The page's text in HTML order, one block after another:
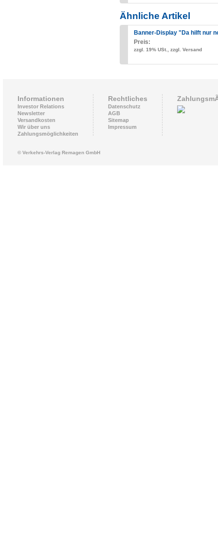
Ähnliche Artikel
Banner-Display "Da hilft nur
Preis:
zzgl. 19% USt., zzgl. Versand
Informationen
Investor Relations
Newsletter
Versandkosten
Wir über uns
Zahlungsmöglichkeiten
Rechtliches
Datenschutz
AGB
Sitemap
Impressum
© Verkehrs-Verlag Remagen GmbH